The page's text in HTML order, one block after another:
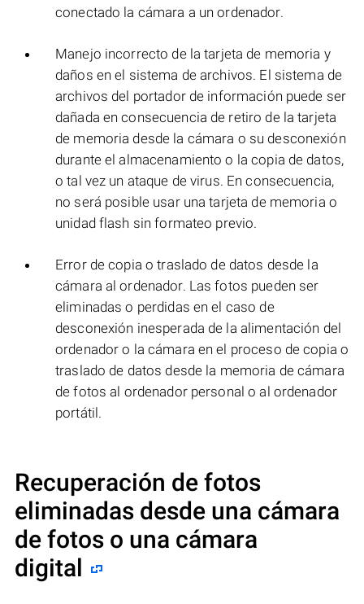
conectado la cámara a un ordenador.
Manejo incorrecto de la tarjeta de memoria y
daños en el sistema de archivos. El sistema de
archivos del portador de información puede ser
dañada en consecuencia de retiro de la tarjeta
de memoria desde la cámara o su desconexión
durante el almacenamiento o la copia de datos,
o tal vez un ataque de virus. En consecuencia,
no será posible usar una tarjeta de memoria o
unidad flash sin formateo previo.
Error de copia o traslado de datos desde la
cámara al ordenador. Las fotos pueden ser
eliminadas o perdidas en el caso de
desconexión inesperada de la alimentación del
ordenador o la cámara en el proceso de copia o
traslado de datos desde la memoria de cámara
de fotos al ordenador personal o al ordenador
portátil.
Recuperación de fotos
eliminadas desde una cámara
de fotos o una cámara
digital